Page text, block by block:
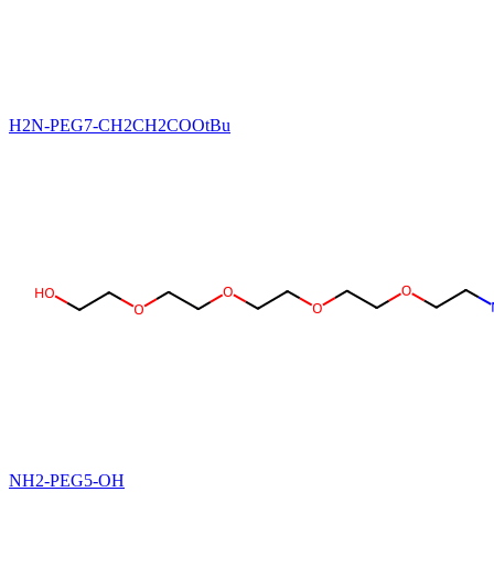
H2N-PEG7-CH2CH2COOtBu
NH2-PEG5-OH